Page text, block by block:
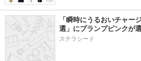
「瞬時にうるおいチャー
選」にプランプピンクが
ステラシード